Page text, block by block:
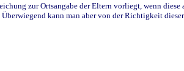
zur Ortsangabe der Eltern vorliegt, wenn diese
kann man aber von der Richtigkeit dieser